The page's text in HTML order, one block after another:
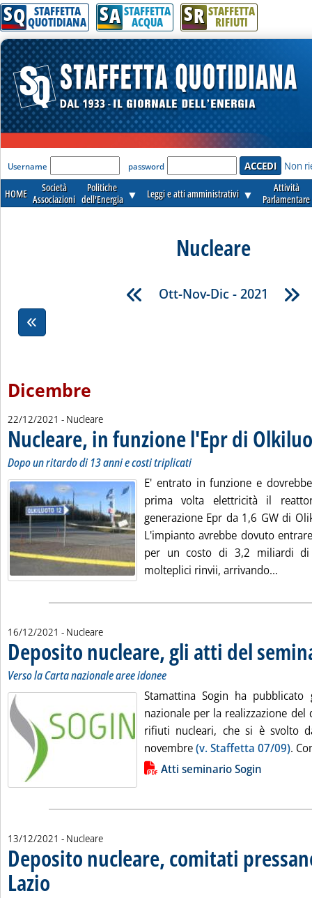
SQ STAFFETTA
QUOTIDIANA SA STAFFETTA
ACQUA SR STAFFETTA
RIFIUTI
'Modulo Login per accedere'
Username password Non
HOME
Società
Associazioni
Politiche
dell'Energia ▼ Leggi e atti amministrativi ▼
Attività
Parlamentare
Nucleare
Ott-Nov-Dic - 2021
Dicembre
22/12/2021 - Nucleare
Nucleare, in funzione l'Epr di
Dopo un ritardo di 13 anni e costi triplicati
E' entrato in funzione e
prima volta elettricità il
generazione Epr da 1,6 GW di
L'impianto avrebbe dovuto
per un costo di 3,2 miliardi
molteplici rinvii, arrivando...
16/12/2021 - Nucleare
Deposito nucleare, gli atti del
Verso la Carta nazionale aree idonee
Stamattina Sogin ha
nazionale per la realizzazione del
rifiuti nucleari, che si è svolto
novembre(v. Staffetta 07/09).
Lista allegati PDF alla notiziaAtti seminario Sogin
13/12/2021 - Nucleare
Deposito nucleare, comitati
Lazio . Sottotitolo: "E' l'unica a non aver fatto sentire la propria voce contraria al